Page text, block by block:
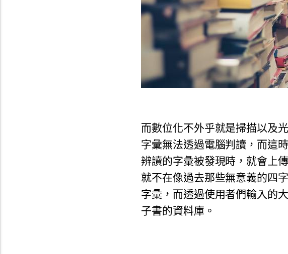
而數位化不外乎就是掃描以及
字彙無法透過電腦判讀， 而這
辨讀的字彙被發現時，就會上
就不在像過去那些無意義的四
字彙， 而透過使用者們輸入的
子書的資料庫。